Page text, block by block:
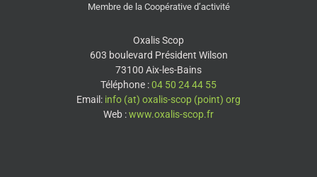
Membre de la Coopérative d’activité
Oxalis Scop
603 boulevard Président Wilson
73100 Aix-les-Bains
Téléphone :04 50 24 44 55
Email: info (at) oxalis-scop (point) org
Web :www.oxalis-scop.fr